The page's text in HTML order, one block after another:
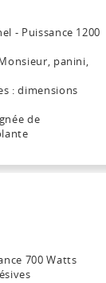
- Puissance 1200
panini,
: dimensions
de
700 Watts